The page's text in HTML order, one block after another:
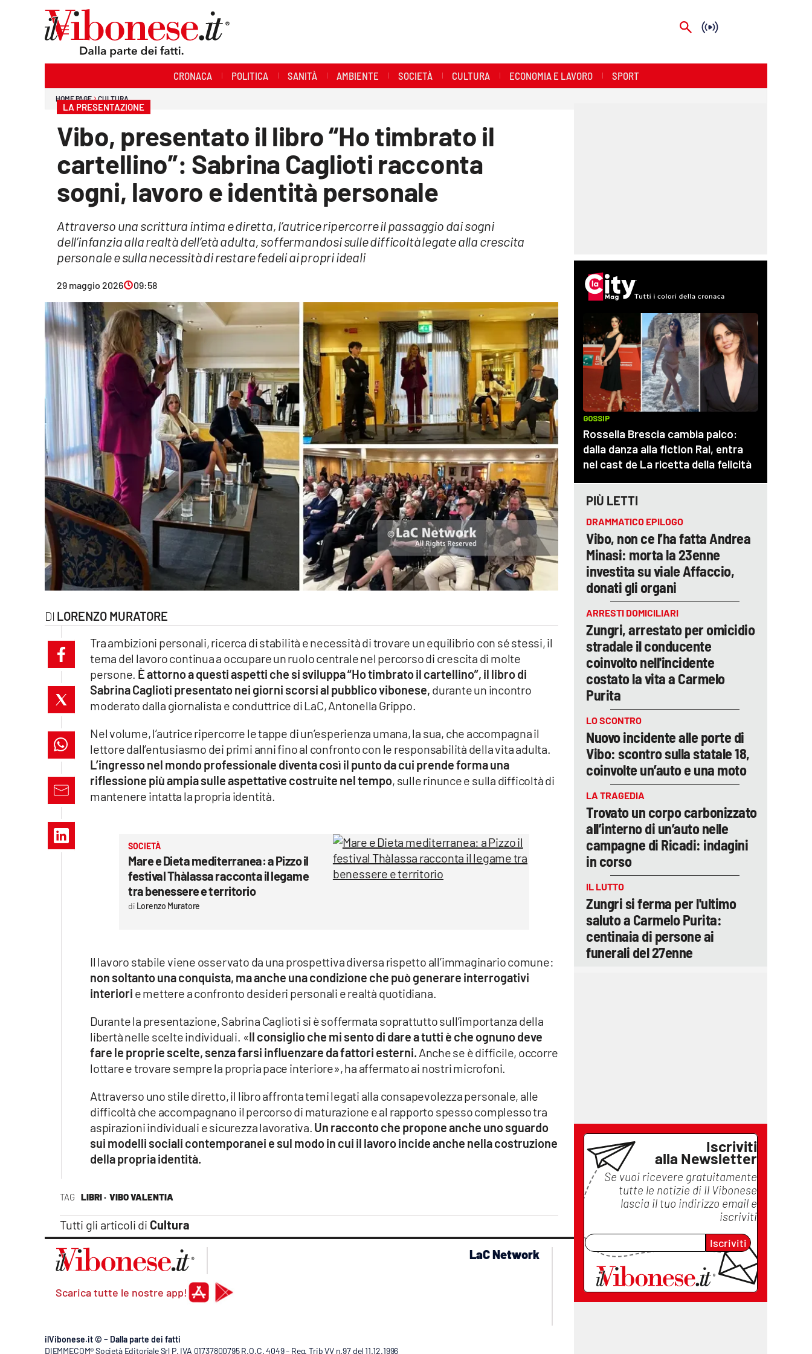
Lac Network
lacitymag.it
cosenzachannel.it
catanzarochannel.it
lacapitalenews.it
CRONACA POLITICA SANITÀ AMBIENTE SOCIETÀ CULTURA ECONOMIA E LAVORO SPORT
HOME PAGE CULTURA
LA PRESENTAZIONE
Vibo, presentato il libro “Ho timbrato il
cartellino”: Sabrina Caglioti racconta
sogni, lavoro e identità personale
Attraverso una scrittura intima e diretta, l’autrice ripercorre il passaggio dai sogni
dell’infanzia alla realtà dell’età adulta, soffermandosi sulle difficoltà legate alla crescita
personale e sulla necessità di restare fedeli ai propri ideali
29 maggio 2026 09:58
LORENZO MURATORE
TAG LIBRI · VIBO VALENTIA
Tutti gli articoli di Cultura
Tra ambizioni personali, ricerca di stabilità e necessità di trovare un equilibrio con sé stessi, il
tema del lavoro continua a occupare un ruolo centrale nel percorso di crescita di molte
persone. È attorno a questi aspetti che si sviluppa “Ho timbrato il cartellino”, il libro di
Sabrina Caglioti presentato nei giorni scorsi al pubblico vibonese, durante un incontro
moderato dalla giornalista e conduttrice di LaC, Antonella Grippo.
Nel volume, l’autrice ripercorre le tappe di un’esperienza umana, la sua, che accompagna il
lettore dall’entusiasmo dei primi anni fino al confronto con le responsabilità della vita adulta.
L’ingresso nel mondo professionale diventa così il punto da cui prende forma una
riflessione più ampia sulle aspettative costruite nel tempo, sulle rinunce e sulla difficoltà di
mantenere intatta la propria identità.
SOCIETÀ
Mare e Dieta mediterranea: a Pizzo il
festival Thàlassa racconta il legame
tra benessere e territorio
Lorenzo Muratore
Il lavoro stabile viene osservato da una prospettiva diversa rispetto all’immaginario comune:
non soltanto una conquista, ma anche una condizione che può generare interrogativi
interiori e mettere a confronto desideri personali e realtà quotidiana.
Durante la presentazione, Sabrina Caglioti si è soffermata soprattutto sull’importanza della
libertà nelle scelte individuali. «Il consiglio che mi sento di dare a tutti è che ognuno deve
fare le proprie scelte, senza farsi influenzare da fattori esterni. Anche se è difficile, occorre
lottare e trovare sempre la propria pace interiore», ha affermato ai nostri microfoni.
Attraverso uno stile diretto, il libro affronta temi legati alla consapevolezza personale, alle
difficoltà che accompagnano il percorso di maturazione e al rapporto spesso complesso tra
aspirazioni individuali e sicurezza lavorativa. Un racconto che propone anche uno sguardo
sui modelli sociali contemporanei e sul modo in cui il lavoro incide anche nella costruzione
della propria identità.
PIÙ LETTI
DRAMMATICO EPILOGO
Vibo, non ce l’ha fatta Andrea
Minasi: morta la 23enne
investita su viale Affaccio,
donati gli organi
ARRESTI DOMICILIARI
Zungri, arrestato per omicidio
stradale il conducente
coinvolto nell'incidente
costato la vita a Carmelo
Purita
LO SCONTRO
Nuovo incidente alle porte di
Vibo: scontro sulla statale 18,
coinvolte un’auto e una moto
LA TRAGEDIA
Trovato un corpo carbonizzato
all’interno di un’auto nelle
campagne di Ricadi: indagini
in corso
IL LUTTO
Zungri si ferma per l'ultimo
saluto a Carmelo Purita:
centinaia di persone ai
funerali del 27enne
Iscriviti
alla Newsletter
Se vuoi ricevere gratuitamente
tutte le notizie di Il Vibonese
lascia il tuo indirizzo email e
iscriviti
Iscriviti
Scarica tutte le nostre app!
LaC Network
lacplay.it
lactv.it
laconair.it
lacitymag.it
lacapitalenews.it
ilreggino.it
cosenzachannel.it
ilVibonese.it © – Dalla parte dei fatti
DIEMMECOM® Società Editoriale Srl P. IVA 01737800795 R.O.C. 4049 – Reg. Trib VV n.97 del 11.12.1996